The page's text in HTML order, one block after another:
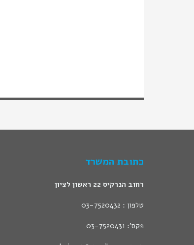
כתובת המשרד
רחוב הנרקיס 22 ראשון לציון
טלפון : 03-7520432
פקס': 03-7520431